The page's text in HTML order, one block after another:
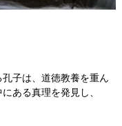
子は、道徳教養を重ん
ある真理を発見し、